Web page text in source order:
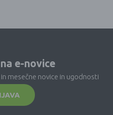
e-novice
mesečne novice in ugodnosti